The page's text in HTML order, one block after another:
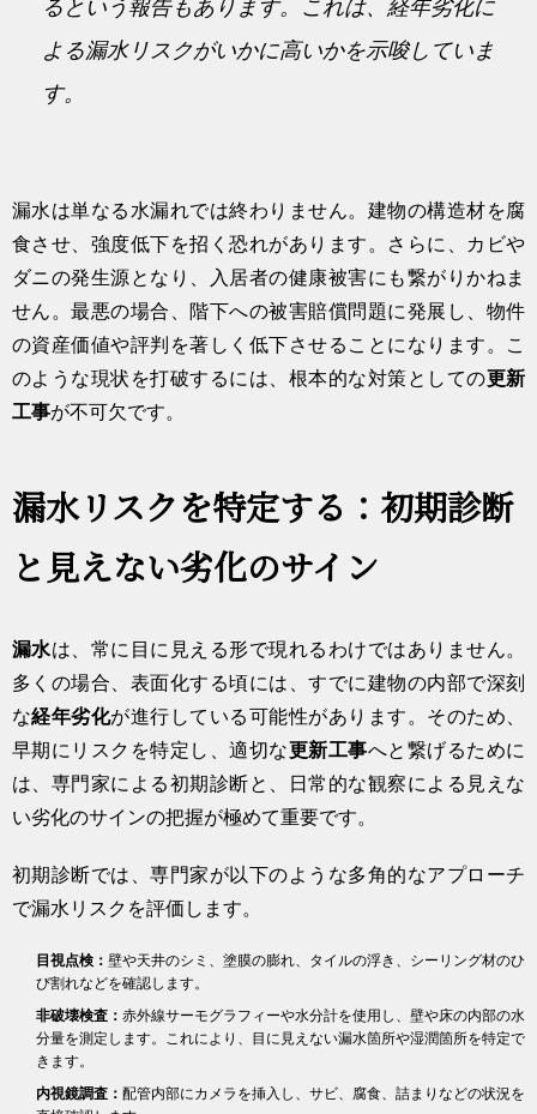
るという報告もあります。これは、経年劣化に
よる漏水リスクがいかに高いかを示唆していま
す。
漏水は単なる水漏れでは終わりません。建物の構造材を腐
食させ、強度低下を招く恐れがあります。さらに、カビや
ダニの発生源となり、入居者の健康被害にも繋がりかねま
せん。最悪の場合、階下への被害賠償問題に発展し、物件
の資産価値や評判を著しく低下させることになります。こ
のような現状を打破するには、根本的な対策としての更新
工事が不可欠です。
漏水リスクを特定する：初期診断
と見えない劣化のサイン
漏水は、常に目に見える形で現れるわけではありません。
多くの場合、表面化する頃には、すでに建物の内部で深刻
な経年劣化が進行している可能性があります。そのため、
早期にリスクを特定し、適切な更新工事へと繋げるために
は、専門家による初期診断と、日常的な観察による見えな
い劣化のサインの把握が極めて重要です。
初期診断では、専門家が以下のような多角的なアプローチ
で漏水リスクを評価します。
目視点検： 壁や天井のシミ、塗膜の膨れ、タイルの浮き、シーリング材のひ
び割れなどを確認します。
非破壊検査： 赤外線サーモグラフィーや水分計を使用し、壁や床の内部の水
分量を測定します。これにより、目に見えない漏水箇所や湿潤箇所を特定で
きます。
内視鏡調査： 配管内部にカメラを挿入し、サビ、腐食、詰まりなどの状況を